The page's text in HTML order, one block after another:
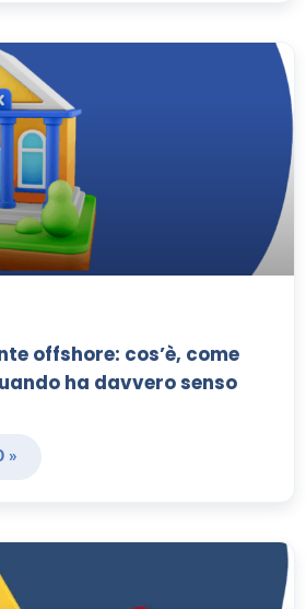
offshore: cos’è, come
ha davvero senso
»